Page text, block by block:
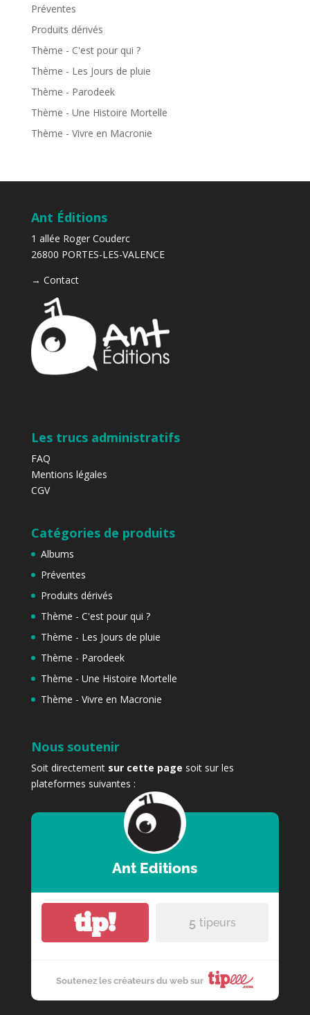
Préventes
Produits dérivés
Thème - C'est pour qui ?
Thème - Les Jours de pluie
Thème - Parodeek
Thème - Une Histoire Mortelle
Thème - Vivre en Macronie
Ant Éditions
1 allée Roger Couderc
26800 PORTES-LES-VALENCE
→ Contact
Les trucs administratifs
FAQ
Mentions légales
CGV
Catégories de produits
Albums
Préventes
Produits dérivés
Thème - C'est pour qui ?
Thème - Les Jours de pluie
Thème - Parodeek
Thème - Une Histoire Mortelle
Thème - Vivre en Macronie
Nous soutenir
Soit directement sur cette page soit sur les
plateformes suivantes :
Ant Editions
tip! 5 tipeurs
Soutenez les créateurs du web sur